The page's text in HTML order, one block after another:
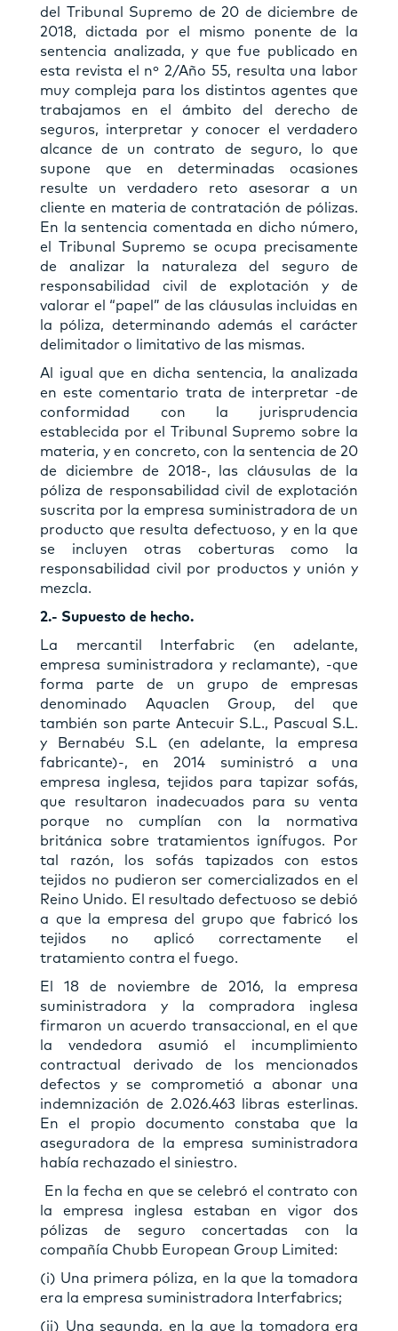
del Tribunal Supremo de 20 de diciembre de
2018, dictada por el mismo ponente de la
sentencia analizada, y que fue publicado en
esta revista el nº 2/Año 55, resulta una labor
muy compleja para los distintos agentes que
trabajamos en el ámbito del derecho de
seguros, interpretar y conocer el verdadero
alcance de un contrato de seguro, lo que
supone que en determinadas ocasiones
resulte un verdadero reto asesorar a un
cliente en materia de contratación de pólizas.
En la sentencia comentada en dicho número,
el Tribunal Supremo se ocupa precisamente
de analizar la naturaleza del seguro de
responsabilidad civil de explotación y de
valorar el “papel” de las cláusulas incluidas en
la póliza, determinando además el carácter
delimitador o limitativo de las mismas.
Al igual que en dicha sentencia, la analizada
en este comentario trata de interpretar -de
conformidad con la jurisprudencia
establecida por el Tribunal Supremo sobre la
materia, y en concreto, con la sentencia de 20
de diciembre de 2018-, las cláusulas de la
póliza de responsabilidad civil de explotación
suscrita por la empresa suministradora de un
producto que resulta defectuoso, y en la que
se incluyen otras coberturas como la
responsabilidad civil por productos y unión y
mezcla.
2.- Supuesto de hecho.
La mercantil Interfabric (en adelante,
empresa suministradora y reclamante), -que
forma parte de un grupo de empresas
denominado Aquaclen Group, del que
también son parte Antecuir S.L., Pascual S.L.
y Bernabéu S.L (en adelante, la empresa
fabricante)-, en 2014 suministró a una
empresa inglesa, tejidos para tapizar sofás,
que resultaron inadecuados para su venta
porque no cumplían con la normativa
británica sobre tratamientos ignífugos. Por
tal razón, los sofás tapizados con estos
tejidos no pudieron ser comercializados en el
Reino Unido. El resultado defectuoso se debió
a que la empresa del grupo que fabricó los
tejidos no aplicó correctamente el
tratamiento contra el fuego.
El 18 de noviembre de 2016, la empresa
suministradora y la compradora inglesa
firmaron un acuerdo transaccional, en el que
la vendedora asumió el incumplimiento
contractual derivado de los mencionados
defectos y se comprometió a abonar una
indemnización de 2.026.463 libras esterlinas.
En el propio documento constaba que la
aseguradora de la empresa suministradora
había rechazado el siniestro.
En la fecha en que se celebró el contrato con
la empresa inglesa estaban en vigor dos
pólizas de seguro concertadas con la
compañía Chubb European Group Limited:
(i) Una primera póliza, en la que la tomadora
era la empresa suministradora Interfabrics;
(ii) Una segunda, en la que la tomadora era